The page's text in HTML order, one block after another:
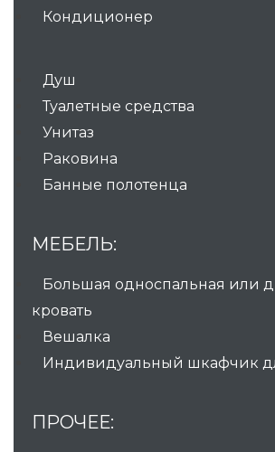
Кондиционер
Душ
Туалетные средства
Унитаз
Раковина
Банные полотенца
МЕБЕЛЬ:
Большая односпальная или
кровать
Вешалка
Индивидуальный шкафчик
ПРОЧЕЕ: